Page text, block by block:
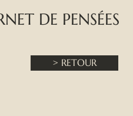
DE PENSÉES
> RETOUR